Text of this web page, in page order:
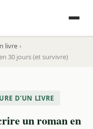
livre
30 jours (et survivre)
D'UN LIVRE
un roman en